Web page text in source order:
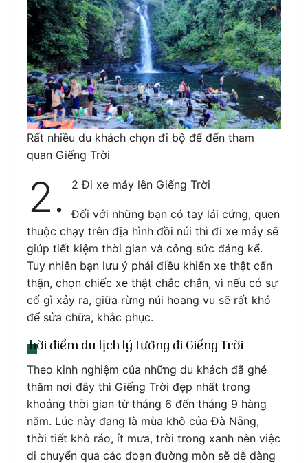
Rất nhiều du khách chọn đi bộ để đến tham
quan Giếng Trời
2. 2 Đi xe máy lên Giếng Trời
Đối với những bạn có tay lái cứng, quen
thuộc chạy trên địa hình đồi núi thì đi xe máy sẽ
giúp tiết kiệm thời gian và công sức đáng kể.
Tuy nhiên bạn lưu ý phải điều khiển xe thật cẩn
thận, chọn chiếc xe thật chắc chắn, vì nếu có sự
cố gì xảy ra, giữa rừng núi hoang vu sẽ rất khó
để sửa chữa, khắc phục.
hời điểm du lịch lý tưởng đi Giếng Trời
Theo kinh nghiệm của những du khách đã ghé
thăm nơi đây thì Giếng Trời đẹp nhất trong
khoảng thời gian từ tháng 6 đến tháng 9 hàng
năm. Lúc này đang là mùa khô của Đà Nẵng,
thời tiết khô ráo, ít mưa, trời trong xanh nên việc
di chuyển qua các đoạn đường mòn sẽ dễ dàng